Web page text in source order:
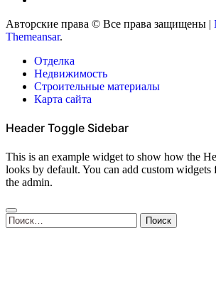
Авторские права © Все права защищены |
Themeansar.
Отделка
Недвижимость
Строительные материалы
Карта сайта
Header Toggle Sidebar
This is an example widget to show how the
looks by default. You can add custom widgets
the admin.
Найти: